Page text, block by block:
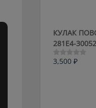
КУЛАК
281E4-
Оценка
3,500 ₽